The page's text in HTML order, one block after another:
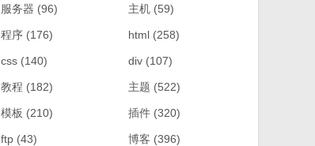
服务器 (96) 主机 (59)
程序(176) html (258)
css(140) div (107)
教程 (182) 主题 (522)
模板 (210) 插件 (320)
ftp(43) 博客 (396)